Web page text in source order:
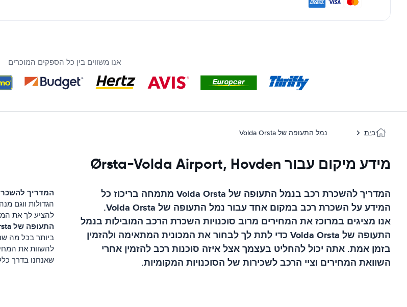
אנו משווים בין כל הספקים המוכרים
בַּיִת נמל התעופה של Volda Orsta
מידע מיקום עבור Ørsta-Volda Airport, Hovden
המדריך להשכרת רכב בנמל התעופה של Volda Orsta
מתמחה בריכוז כל
המידע על השכרת רכב במקום אחד עבור נמל התעופה של Volda Orsta
.
אנו מציגים במרוכז את המחירים מרוב סוכנויות השכרת הרכב המובילות בנמל
התעופה של Volda Orsta
כדי לתת לך לבחור את המכונית המתאימה ולהזמין
בזמן אמת. אתה יכול להחליט בעצמך אצל איזה סוכנות רכב להזמין אחרי
השוואת המחירים וציי הרכב לשכירות של הסוכנויות המקומיות.
המדריך
הגדולות ווגם
להציע לך את
התעופה של Volda Orsta
ביותר בכל מה
להשוות את
שאנחנו בדרך